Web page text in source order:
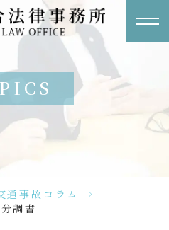
通事故コラム
>
調書